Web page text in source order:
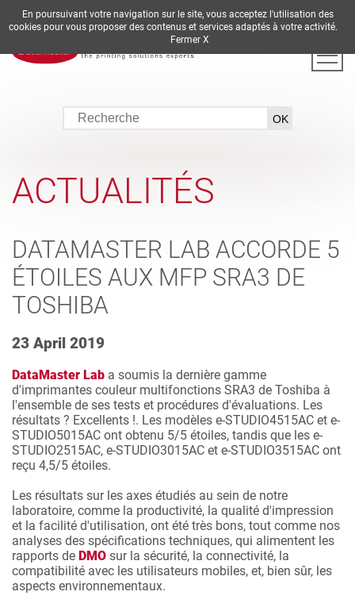
DE EN ES FR IT
ACTUALITÉS
DATAMASTER LAB ACCORDE 5
ÉTOILES AUX MFP SRA3 DE
TOSHIBA
23 April 2019
DataMaster Lab a soumis la dernière gamme
d'imprimantes couleur multifonctions SRA3 de Toshiba à
l'ensemble de ses tests et procédures d'évaluations. Les
résultats ? Excellents !. Les modèles e-STUDIO4515AC et e-
STUDIO5015AC ont obtenu 5/5 étoiles, tandis que les e-
STUDIO2515AC, e-STUDIO3015AC et e-STUDIO3515AC ont
reçu 4,5/5 étoiles.
Les résultats sur les axes étudiés au sein de notre
laboratoire, comme la productivité, la qualité d'impression
et la facilité d'utilisation, ont été très bons, tout comme nos
analyses des spécifications techniques, qui alimentent les
rapports de DMO sur la sécurité, la connectivité, la
compatibilité avec les utilisateurs mobiles, et, bien sûr, les
aspects environnementaux.
En poursuivant votre navigation sur le site, vous acceptez l'utilisation des
cookies pour vous proposer des contenus et services adaptés à votre activité.
Fermer X